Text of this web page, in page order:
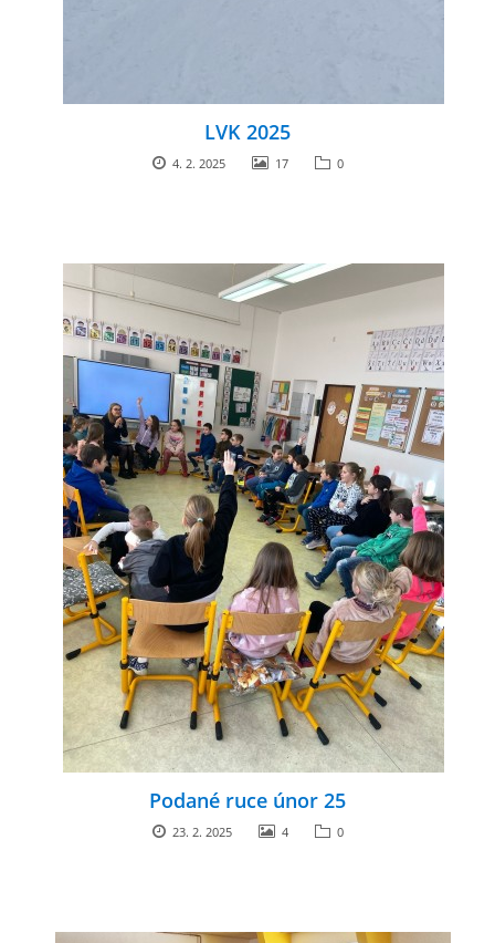
LVK 2025
4. 2. 2025 17 0
Podané ruce únor 25
23. 2. 2025 4 0